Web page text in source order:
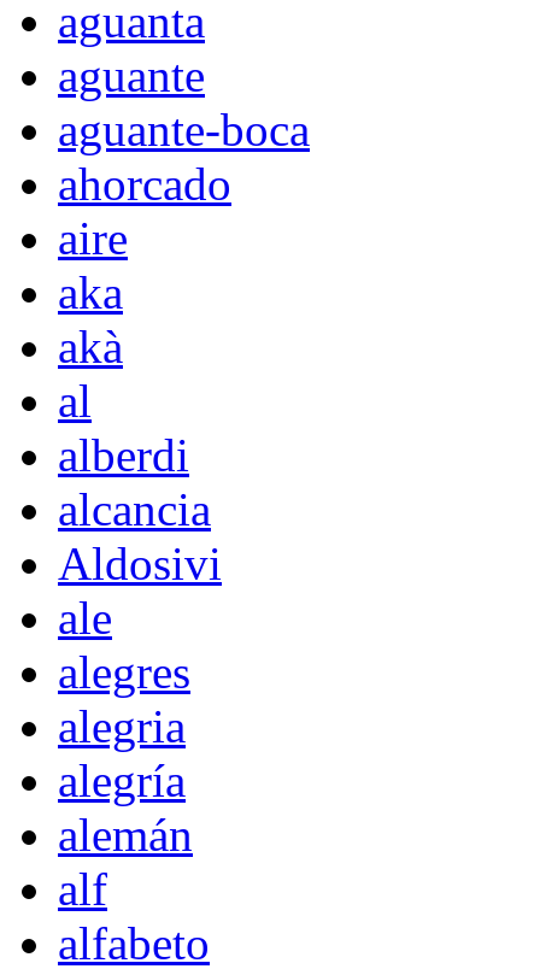
aguanta
aguante
aguante-boca
ahorcado
aire
aka
akà
al
alberdi
alcancia
Aldosivi
ale
alegres
alegria
alegría
alemán
alf
alfabeto